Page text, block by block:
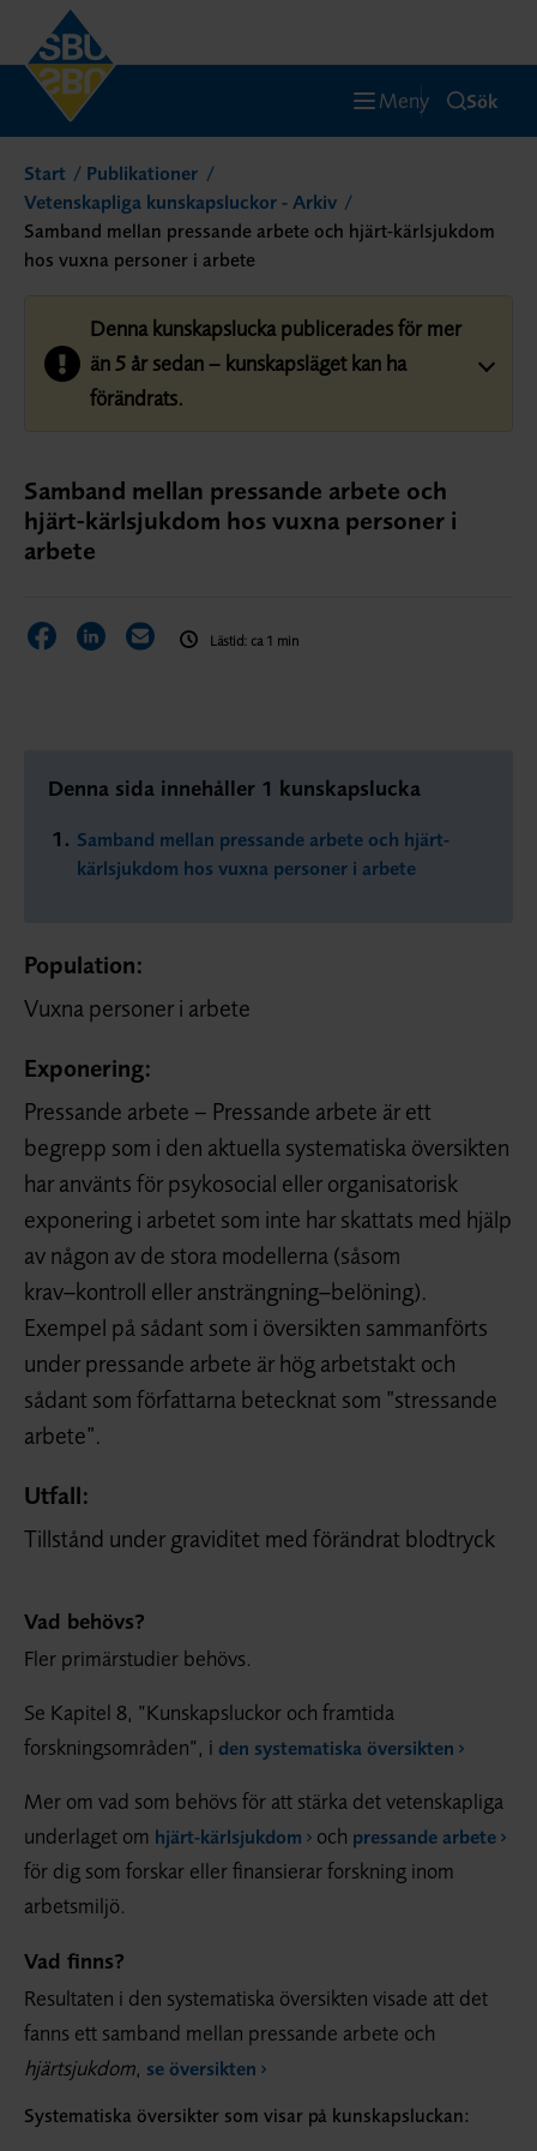
Meny Sök
Start
Publikationer
Vetenskapliga kunskapsluckor - Arkiv
Samband mellan pressande arbete och hjärt-kärlsjukdom
hos vuxna personer i arbete
Denna kunskapslucka publicerades för mer
än 5 år sedan – kunskapsläget kan ha
förändrats.
Samband mellan pressande arbete och
hjärt-kärlsjukdom hos vuxna personer i
arbete
Dela sidan på Facebook
Dela sidan på LinkedIn
Dela sidan via E-post
Lästid: ca 1 min
Denna sida innehåller 1 kunskapslucka
Samband mellan pressande arbete och hjärt-
kärlsjukdom hos vuxna personer i arbete
Population:
Vuxna personer i arbete
Exponering:
Pressande arbete – Pressande arbete är ett
begrepp som i den aktuella systematiska översikten
har använts för psykosocial eller organisatorisk
exponering i arbetet som inte har skattats med hjälp
av någon av de stora modellerna (såsom
krav−kontroll eller ansträngning−belöning).
Exempel på sådant som i översikten sammanförts
under pressande arbete är hög arbetstakt och
sådant som författarna betecknat som ”stressande
arbete”.
Utfall:
Tillstånd under graviditet med förändrat blodtryck
Vad behövs?
Fler primärstudier behövs.
Se Kapitel 8, ”Kunskapsluckor och framtida
forskningsområden”, i den systematiska översikten
Mer om vad som behövs för att stärka det vetenskapliga
underlaget om hjärt-kärlsjukdom och pressande arbete
för dig som forskar eller finansierar forskning inom
arbetsmiljö.
Vad finns?
Resultaten i den systematiska översikten visade att det
fanns ett samband mellan pressande arbete och
hjärtsjukdom, se översikten
Systematiska översikter som visar på kunskapsluckan: